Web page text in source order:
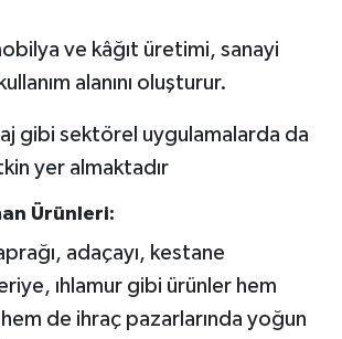
ve kâğıt üretimi, sanayi
alanını oluşturur.
gibi sektörel uygulamalarda da
yer almaktadır
Ürünleri:
adaçayı, kestane
ıhlamur gibi ürünler hem
de ihraç pazarlarında yoğun